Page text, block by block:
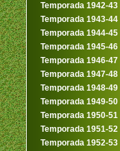
Temporada 1942-43
Temporada 1943-44
Temporada 1944-45
Temporada 1945-46
Temporada 1946-47
Temporada 1947-48
Temporada 1948-49
Temporada 1949-50
Temporada 1950-51
Temporada 1951-52
Temporada 1952-53